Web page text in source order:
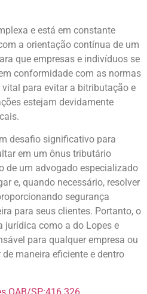
e está em constante
a orientação contínua de um
que empresas e indivíduos se
conformidade com as normas
para evitar a bitributação e
estejam devidamente
desafio significativo para
em um ônus tributário
de um advogado especializado
e, quando necessário, resolver
segurança
para seus clientes. Portanto, o
jurídica como a do Lopes e
para qualquer empresa ou
maneira eficiente e dentro